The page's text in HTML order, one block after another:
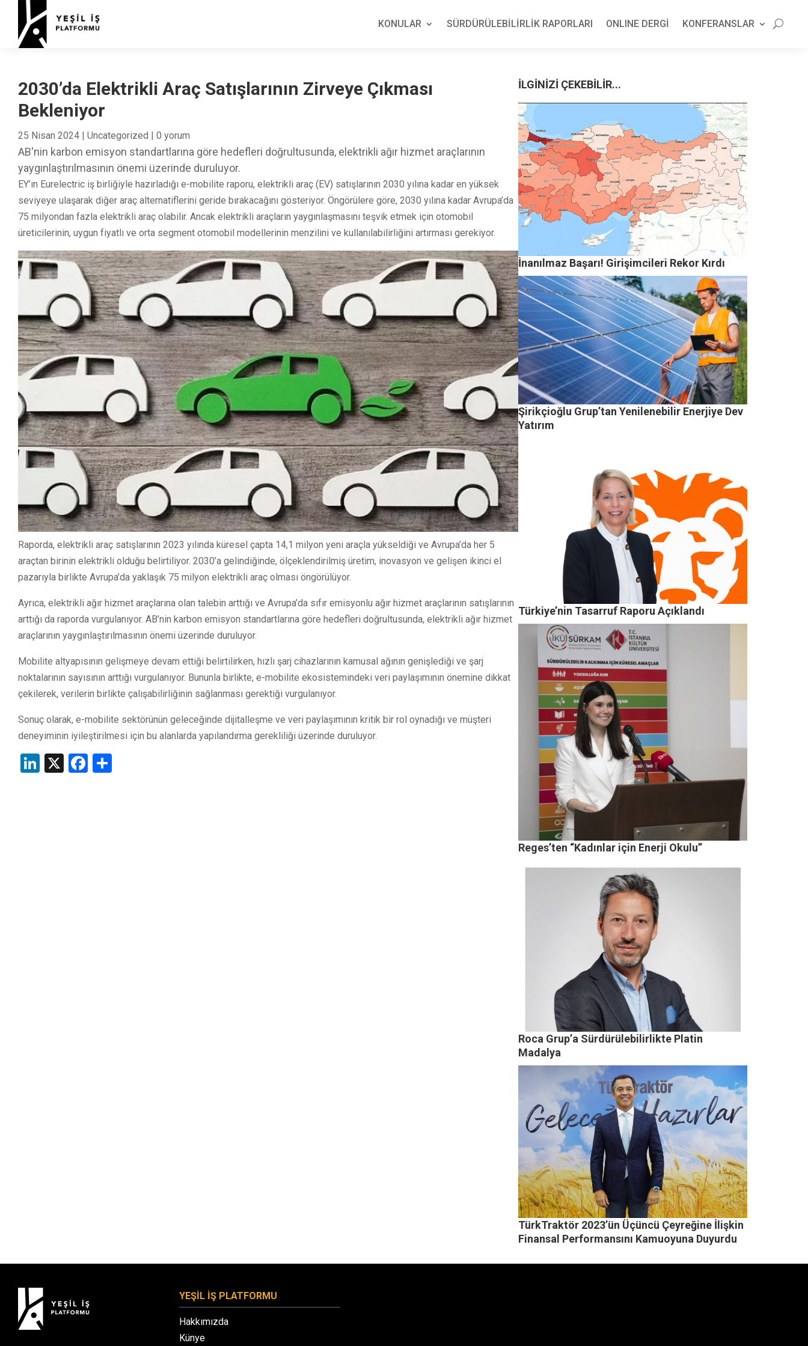
KONULAR SÜRDÜRÜLEBİLİRLİK RAPORLARI ONLINE DERGİ KONFERANSLAR
2030’da Elektrikli Araç Satışlarının Zirveye Çıkması
Bekleniyor
25 Nisan 2024 | Uncategorized | 0 yorum
AB'nin karbon emisyon standartlarına göre hedefleri doğrultusunda, elektrikli ağır hizmet araçlarının
yaygınlaştırılmasının önemi üzerinde duruluyor.
EY’ın Eurelectric iş birliğiyle hazırladığı e-mobilite raporu, elektrikli araç (EV) satışlarının 2030 yılına kadar en yüksek
seviyeye ulaşarak diğer araç alternatiflerini geride bırakacağını gösteriyor. Öngörülere göre, 2030 yılına kadar Avrupa’da
75 milyondan fazla elektrikli araç olabilir. Ancak elektrikli araçların yaygınlaşmasını teşvik etmek için otomobil
üreticilerinin, uygun fiyatlı ve orta segment otomobil modellerinin menzilini ve kullanılabilirliğini artırması gerekiyor.
Raporda, elektrikli araç satışlarının 2023 yılında küresel çapta 14,1 milyon yeni araçla yükseldiği ve Avrupa’da her 5
araçtan birinin elektrikli olduğu belirtiliyor. 2030’a gelindiğinde, ölçeklendirilmiş üretim, inovasyon ve gelişen ikinci el
pazarıyla birlikte Avrupa’da yaklaşık 75 milyon elektrikli araç olması öngörülüyor.
Ayrıca, elektrikli ağır hizmet araçlarına olan talebin arttığı ve Avrupa’da sıfır emisyonlu ağır hizmet araçlarının satışlarının
arttığı da raporda vurgulanıyor. AB’nin karbon emisyon standartlarına göre hedefleri doğrultusunda, elektrikli ağır hizmet
araçlarının yaygınlaştırılmasının önemi üzerinde duruluyor.
Mobilite altyapısının gelişmeye devam ettiği belirtilirken, hızlı şarj cihazlarının kamusal ağının genişlediği ve şarj
noktalarının sayısının arttığı vurgulanıyor. Bununla birlikte, e-mobilite ekosistemindeki veri paylaşımının önemine dikkat
çekilerek, verilerin birlikte çalışabilirliğinin sağlanması gerektiği vurgulanıyor.
Sonuç olarak, e-mobilite sektörünün geleceğinde dijitalleşme ve veri paylaşımının kritik bir rol oynadığı ve müşteri
deneyiminin iyileştirilmesi için bu alanlarda yapılandırma gerekliliği üzerinde duruluyor.
LinkedIn
X Facebook
İLGİNİZİ ÇEKEBİLİR...
İnanılmaz Başarı! Girişimcileri Rekor Kırdı
Şirikçioğlu Grup’tan Yenilenebilir Enerjiye Dev
Yatırım
Türkiye’nin Tasarruf Raporu Açıklandı
Reges’ten “Kadınlar için Enerji Okulu”
Roca Grup’a Sürdürülebilirlikte Platin
Madalya
TürkTraktör 2023’ün Üçüncü Çeyreğine İlişkin
Finansal Performansını Kamuoyuna Duyurdu
YEŞİL İŞ PLATFORMU
Hakkımızda
Künye